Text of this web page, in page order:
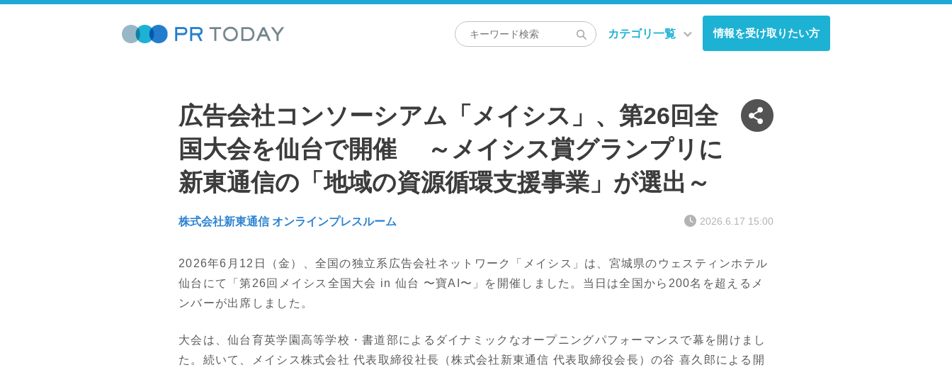
カテゴリ一覧 情報を受け取りたい方
広告会社コンソーシアム「メイシス」、第26回全
国大会を仙台で開催 ～メイシス賞グランプリに
新東通信の「地域の資源循環支援事業」が選出～
株式会社新東通信 オンラインプレスルーム 2026.6.17 15:00
2026年6月12日（金）、全国の独立系広告会社ネットワーク「メイシス」は、宮城県のウェスティンホテル
仙台にて「第26回メイシス全国大会 in 仙台 〜寶AI〜」を開催しました。当日は全国から200名を超えるメ
ンバーが出席しました。
大会は、仙台育英学園高等学校・書道部によるダイナミックなオープニングパフォーマンスで幕を開けまし
た。続いて、メイシス株式会社 代表取締役社長（株式会社新東通信 代表取締役会長）の谷 喜久郎による開